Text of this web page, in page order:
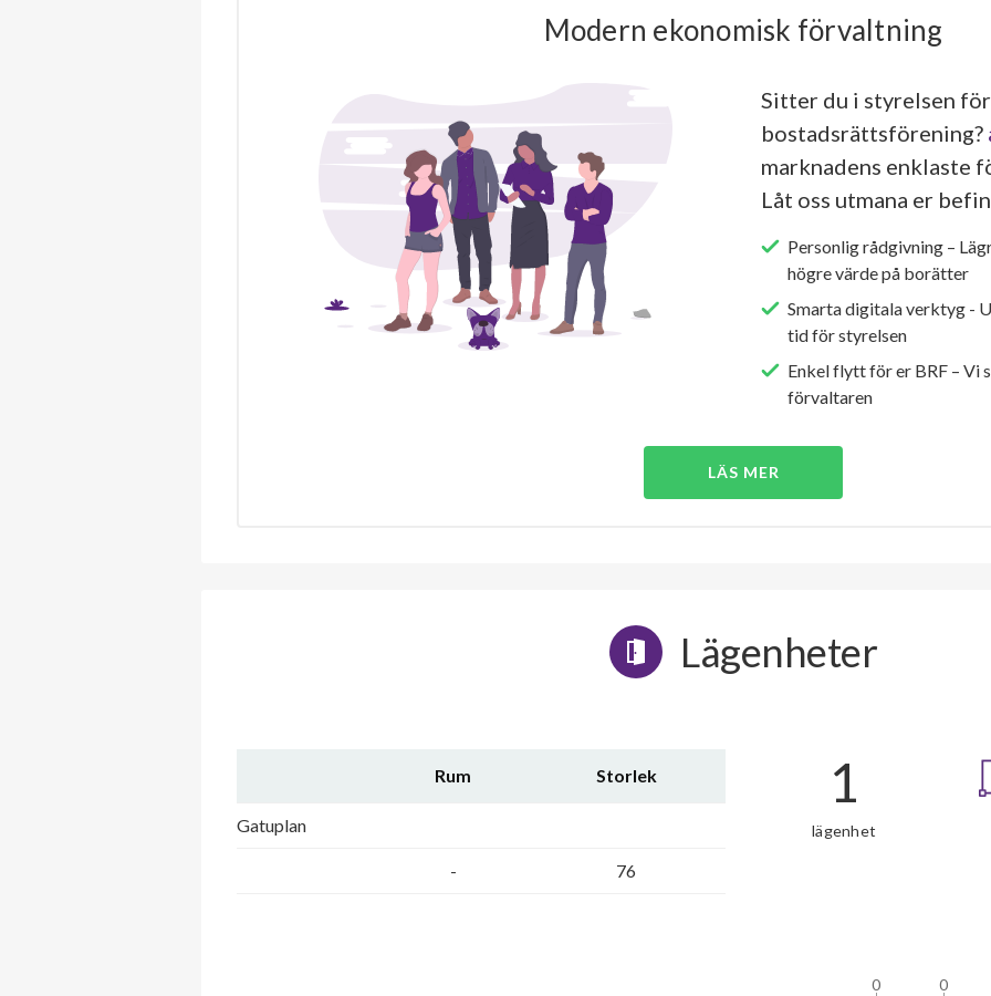
Modern ekonomisk förvaltning
Sitter du i styrelsen
bostadsrättsförening?
marknadens enklaste
Låt oss utmana er
Personlig rådgivning –
högre värde på borätter
Smarta digitala verktyg -
tid för styrelsen
Enkel flytt för er BRF – Vi
förvaltaren
LÄS MER
Lägenheter
Rum Storlek
Gatuplan
- 76
1
lägenhet
0
0 0
0